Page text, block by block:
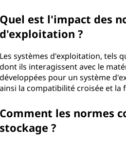
Quel est l'impact des
d'exploitation ?
Les systèmes d'exploitation, tels
dont ils interagissent avec le
développées pour un système
ainsi la compatibilité croisée et la
Comment les normes
stockage ?